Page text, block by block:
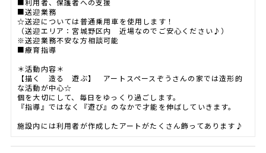
■利用者、保護者への支援
■送迎業務
☆送迎については普通乗用車を使用します！
（送迎エリア：宮城野区内 近場なのでご安心ください♪）
※送迎業務不安な方相談可能
■療育指導
＊活動内容＊
【描く 造る 遊ぶ】 アートスペースぞうさんの家では造形的
な活動が中心☆
個を大切にして、毎日をゆっくり過ごします。
『指導』ではなく『遊び』のなかで才能を伸ばしていきます。
施設内には利用者が作成したアートがたくさん飾ってあります♪